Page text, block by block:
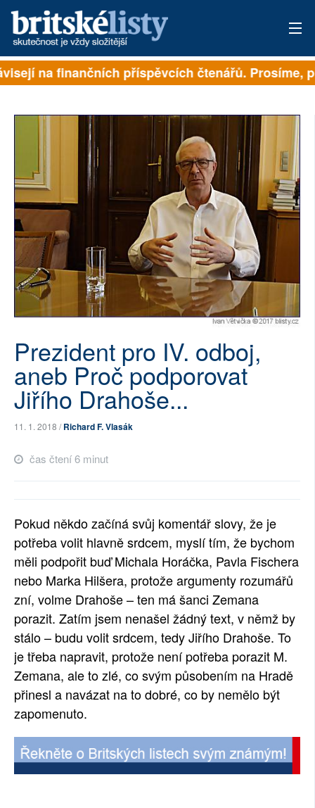
PŘIHLÁSIT
ROZHOVORY
TÉMATA
NEJČTENĚJŠÍ ZA 7 DNÍ
AUTOŘI
PŘÍSPĚVKY NA PROVOZ
RUBRIKY
PLNÁ VERZE STRÁNEK
na finančních příspěvcích čtenářů. Prosíme,
Prezident pro IV. odboj,
aneb Proč podporovat
Jiřího Drahoše...
11. 1. 2018 /Richard F. Vlasák
čas čtení 6 minut
Pokud někdo začíná svůj komentář slovy, že je
potřeba volit hlavně srdcem, myslí tím, že bychom
měli podpořit buď Michala Horáčka, Pavla Fischera
nebo Marka Hilšera, protože argumenty rozumářů
zní, volme Drahoše – ten má šanci Zemana
porazit. Zatím jsem nenašel žádný text, v němž by
stálo – budu volit srdcem, tedy Jiřího Drahoše. To
je třeba napravit, protože není potřeba porazit M.
Zemana, ale to zlé, co svým působením na Hradě
přinesl a navázat na to dobré, co by nemělo být
zapomenuto.